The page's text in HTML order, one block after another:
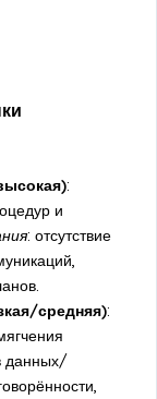
:
и
: отсутствие
средняя):
данных/